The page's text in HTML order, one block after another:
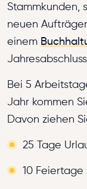
Stammkunden,
neuen
einem
Bei 5
Jahr kommen
Davon ziehen
25 Tage
10 Feiertage